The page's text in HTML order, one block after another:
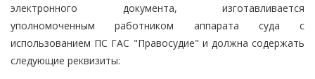
электронного документа, изготавливается
уполномоченным работником аппарата суда с
использованием ПС ГАС "Правосудие" и должна содержать
следующие реквизиты: